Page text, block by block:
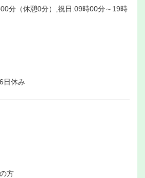
分（休憩0分）,祝日:09時00分～19時
休み
方